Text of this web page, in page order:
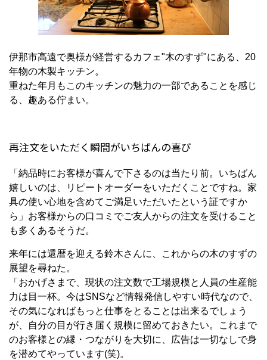
伊那市高遠で奥様が経営するカフェ"木のすず"にある、20
年物の木製キッチン。
重ねた年月もこのキッチンの魅力の一部であることを感じ
る、趣ある佇まい。
再注文をいただく瞬間がいちばんの喜び
「納品時にお客様が喜んで下さるのは当たり前。いちばん
嬉しいのは、リピートオーダーをいただくことですね。家
具の使い心地を含めてご満足いただいたという証ですか
ら」お客様からの口コミでご友人からの注文を受けること
も多くあるそうだ。
来年には還暦を迎える鈴木さんに、これからの木のすずの
展望を尋ねた。
「おかげさまで、現状の注文数で工場規模と人員の生産能
力は目一杯。今はSNSなど情報発信しやすい時代なので、
その気になればもっと仕事をとることは出来るでしょう
が、自分の目が行き届く規模に留めておきたい。これまで
のお客様との縁・つながりを大切に、広告は一切なしで身
を潜めてやっています(笑)。